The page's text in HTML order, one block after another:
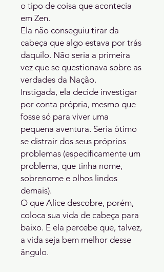
o tipo de coisa que acontecia
em Zen.
Ela não conseguiu tirar da
cabeça que algo estava por trás
daquilo. Não seria a primeira
vez que se questionava sobre as
verdades da Nação.
Instigada, ela decide investigar
por conta própria, mesmo que
fosse só para viver uma
pequena aventura. Seria ótimo
se distrair dos seus próprios
problemas (especificamente um
problema, que tinha nome,
sobrenome e olhos lindos
demais).
O que Alice descobre, porém,
coloca sua vida de cabeça para
baixo. E ela percebe que, talvez,
a vida seja bem melhor desse
ângulo.